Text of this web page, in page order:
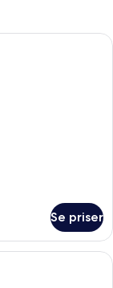
med en
Se priser
med et rundt